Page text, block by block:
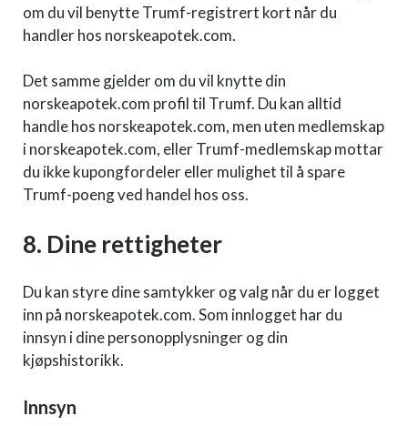
om du vil benytte Trumf-registrert kort når du
handler hos norskeapotek.com.
Det samme gjelder om du vil knytte din
norskeapotek.com profil til Trumf. Du kan alltid
handle hos norskeapotek.com, men uten medlemskap
i norskeapotek.com, eller Trumf-medlemskap mottar
du ikke kupongfordeler eller mulighet til å spare
Trumf-poeng ved handel hos oss.
8. Dine rettigheter
Du kan styre dine samtykker og valg når du er logget
inn på norskeapotek.com. Som innlogget har du
innsyn i dine personopplysninger og din
kjøpshistorikk.
Innsyn